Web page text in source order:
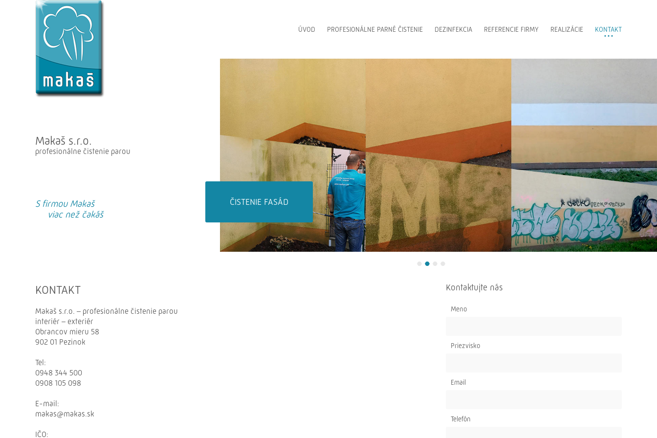
ÚVOD PROFESIONÁLNE PARNÉ ČISTENIE DEZINFEKCIA REFERENCIE FIRMY REALIZÁCIE KONTAKT
ČISTENIE DLAŽIEB
Makaš s.r.o.
profesionálne čistenie parou
S firmou Makaš
viac než čakáš
KONTAKT
Makaš s.r.o. – profesionálne čistenie parou
interiér – exteriér
Obrancov mieru 58
902 01 Pezinok
Tel:
0948 344 500
0908 105 098
E-mail:
makas@makas.sk
IČO:
Kontaktujte nás
Meno
Priezvisko
Email
Telefón